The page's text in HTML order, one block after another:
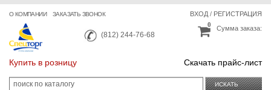
О КОМПАНИИ ЗАКАЗАТЬ ЗВОНОК
(812) 244-76-68
ВХОД/ РЕГИСТРАЦИЯ
Сумма заказа:
0
Купить в розницу Скачать прайс-лист
ИСКАТЬ